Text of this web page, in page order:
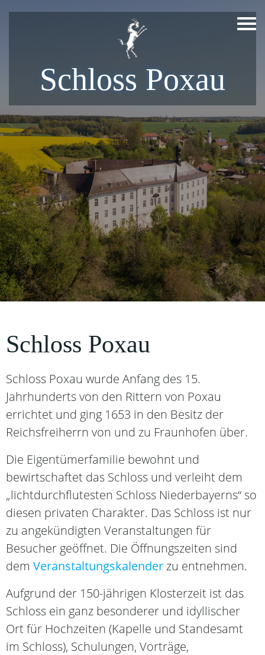
Inhalt
springen
Schloss Poxau
Schloss Poxau
Schloss Poxau wurde Anfang des 15.
Jahrhunderts von den Rittern von Poxau
errichtet und ging 1653 in den Besitz der
Reichsfreiherrn von und zu Fraunhofen über.
Die Eigentümerfamilie bewohnt und
bewirtschaftet das Schloss und verleiht dem
„lichtdurchflutesten Schloss Niederbayerns“ so
diesen privaten Charakter. Das Schloss ist nur
zu angekündigten Veranstaltungen für
Besucher geöffnet. Die Öffnungszeiten sind
dem Veranstaltungskalenderzu entnehmen.
Aufgrund der 150-jährigen Klosterzeit ist das
Schloss ein ganz besonderer und idyllischer
Ort für Hochzeiten (Kapelle und Standesamt
im Schloss), Schulungen, Vorträge,